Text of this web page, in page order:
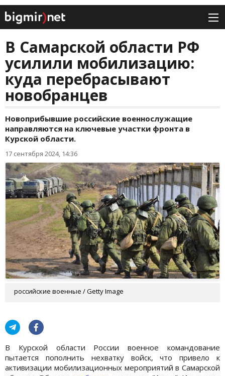
В Самарской области РФ
усилили мобилизацию:
куда перебрасывают
новобранцев
Новоприбывшие российские военнослужащие
направляются на ключевые участки фронта в
Курской области.
17 сентября 2024, 14:36
российские военные / Getty Image
В Курской области России военное командование
пытается пополнить нехватку войск, что привело к
активизации мобилизационных мероприятий в Самарской